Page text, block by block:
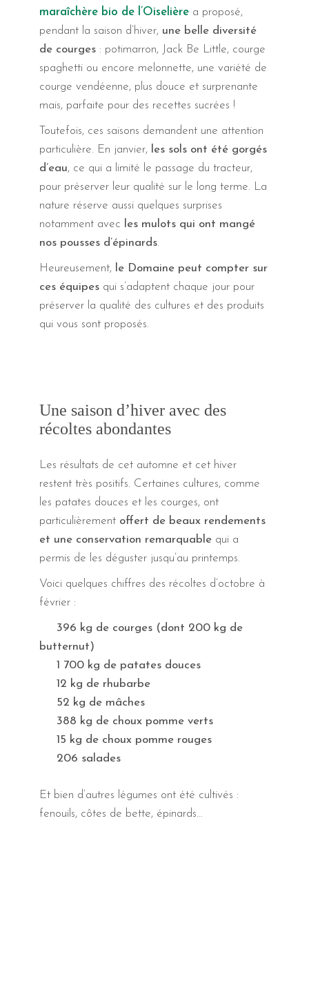
maraîchère bio de l’Oiselièrea proposé,
pendant la saison d’hiver, une belle diversité
de courges: potimarron, Jack Be Little, courge
spaghetti ou encore melonnette, une variété de
courge vendéenne, plus douce et surprenante
mais, parfaite pour des recettes sucrées !
Toutefois, ces saisons demandent une attention
particulière. En janvier, les sols ont été gorgés
d’eau, ce qui a limité le passage du tracteur,
pour préserver leur qualité sur le long terme. La
nature réserve aussi quelques surprises
notamment avec
les mulots qui ont mangé
nos pousses d’épinards.
Heureusement, le Domaine peut compter sur
ces équipesqui s’adaptent chaque jour pour
préserver la qualité des cultures et des produits
qui vous sont proposés.
Une saison d’hiver avec des
récoltes abondantes
Les résultats de cet automne et cet hiver
restent très positifs. Certaines cultures, comme
les patates douces et les courges, ont
particulièrement offert de beaux rendements
et une conservation remarquablequi a
permis de les déguster jusqu’au printemps.
Voici quelques chiffres des récoltes d’octobre à
février :
396 kg de courges (dont 200 kg de
butternut)
1 700 kg de patates douces
12 kg de rhubarbe
52 kg de mâches
388 kg de choux pomme verts
15 kg de choux pomme rouges
206 salades
Et bien d’autres légumes ont été cultivés :
fenouils, côtes de bette, épinards…